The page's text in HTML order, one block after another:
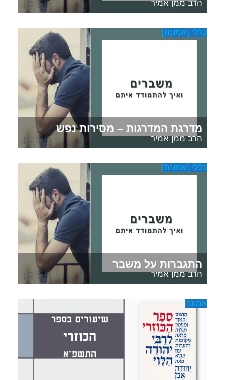
הרב ממן אמיר
כללי [אמונה]
מדרגת המדרגות – מסירות נפש
הרב ממן אמיר
כללי [אמונה]
התגברות על משבר
הרב ממן אמיר
אמונה